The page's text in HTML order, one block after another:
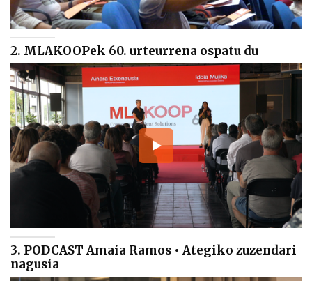
2. MLAKOOPek 60. urteurrena ospatu du
3. PODCAST Amaia Ramos • Ategiko zuzendari
nagusia